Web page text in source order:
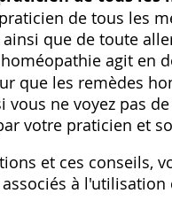
de tous les
ainsi que de toute
agit en
que les remèdes
vous ne voyez pas
votre praticien et
et ces conseils‚
à